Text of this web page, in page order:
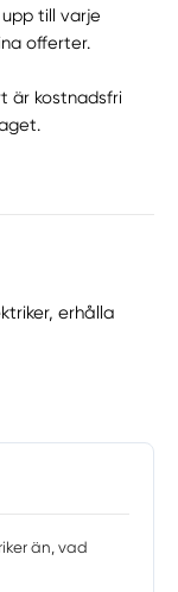
till varje
offerter.
är kostnadsfri
erhålla
än, vad